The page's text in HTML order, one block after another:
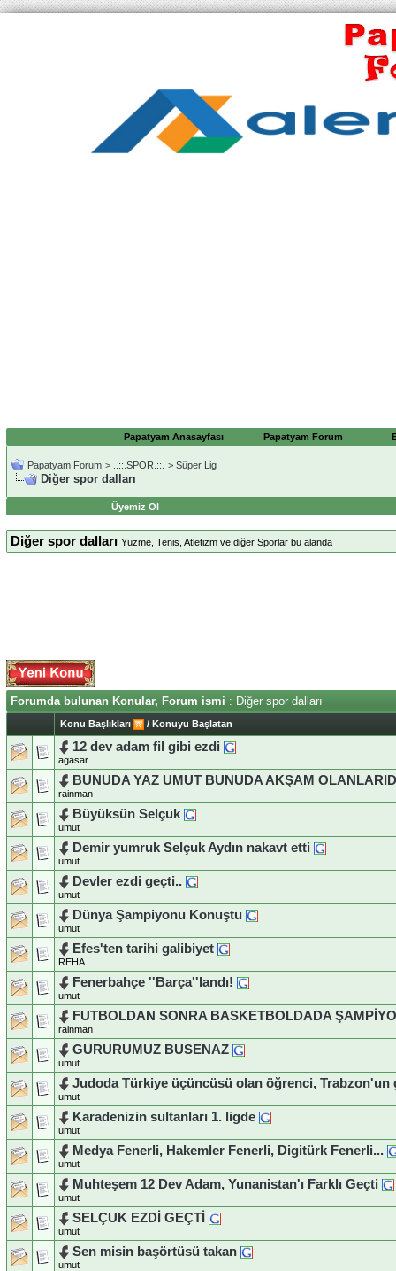
Papatyam Anasayfası Papatyam Forum
Papatyam Forum > ..::.SPOR.::. > Süper Lig
Diğer spor dalları
Üyemiz Ol
Diğer spor dalları Yüzme, Tenis, Atletizm ve diğer Sporlar bu alanda
Forumda bulunan Konular, Forum ismi : Diğer spor dalları
Konu Başlıkları / Konuyu Başlatan
12 dev adam fil gibi ezdi
agasar
BUNUDA YAZ UMUT BUNUDA AKŞAM
rainman
Büyüksün Selçuk
umut
Demir yumruk Selçuk Aydın nakavt etti
umut
Devler ezdi geçti..
umut
Dünya Şampiyonu Konuştu
umut
Efes'ten tarihi galibiyet
REHA
Fenerbahçe ''Barça''landı!
umut
FUTBOLDAN SONRA BASKETBOLDADA
rainman
GURURUMUZ BUSENAZ
umut
Judoda Türkiye üçüncüsü olan öğrenci, Trabzon'un
umut
Karadenizin sultanları 1. ligde
umut
Medya Fenerli, Hakemler Fenerli, Digitürk Fenerli...
umut
Muhteşem 12 Dev Adam, Yunanistan'ı Farklı Geçti
umut
SELÇUK EZDİ GEÇTİ
umut
Sen misin başörtüsü takan
umut